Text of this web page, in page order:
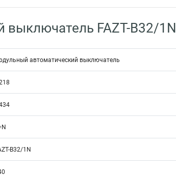
FAZT-B32/1N
автоматический выключатель
B32/1N